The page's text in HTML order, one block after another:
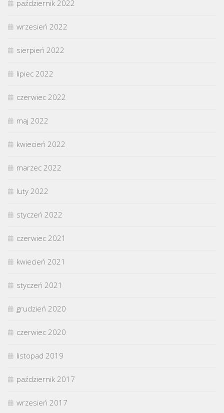
październik 2022
wrzesień 2022
sierpień 2022
lipiec 2022
czerwiec 2022
maj 2022
kwiecień 2022
marzec 2022
luty 2022
styczeń 2022
czerwiec 2021
kwiecień 2021
styczeń 2021
grudzień 2020
czerwiec 2020
listopad 2019
październik 2017
wrzesień 2017